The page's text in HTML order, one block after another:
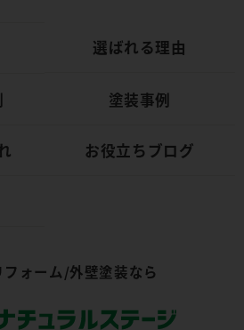
選ばれる理由
塗装事例
お役立ちブログ
ォーム/外壁塗装なら